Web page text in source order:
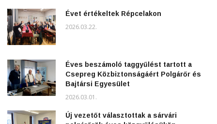
Évet értékeltek Répcelakon
2026.03.22.
Éves beszámoló taggyűlést tartott a
Csepreg Közbiztonságáért Polgárőr és
Bajtársi Egyesület
2026.03.01.
Új vezetőt választottak a sárvári